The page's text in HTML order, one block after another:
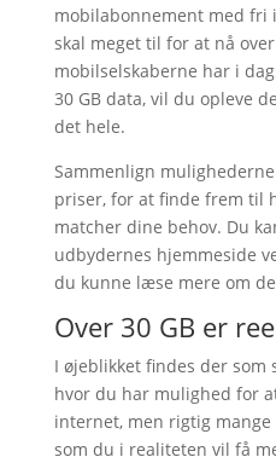
mobilabonnement med fri
skal meget til for at nå
mobilselskaberne har i
30 GB data, vil du opleve
det hele.
Sammenlign
priser, for at finde frem til
matcher dine behov. Du
udbydernes hjemmeside
du kunne læse mere om
Over 30 GB er
I øjeblikket findes der som
hvor du har mulighed for
internet, men rigtig mange
som du i realiteten vil få